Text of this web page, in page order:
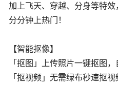
加上飞天、穿越、分身等特效
分分钟上热门！
【智能抠像】
「抠图」上传照片一键抠图，
「抠视频」无需绿布秒速抠